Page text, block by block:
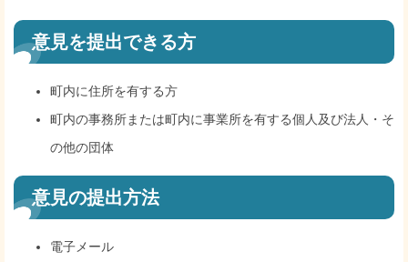
意見を提出できる方
町内に住所を有する方
町内の事務所または町内に事業所を有する個人及び法人・そ
の他の団体
意見の提出方法
電子メール